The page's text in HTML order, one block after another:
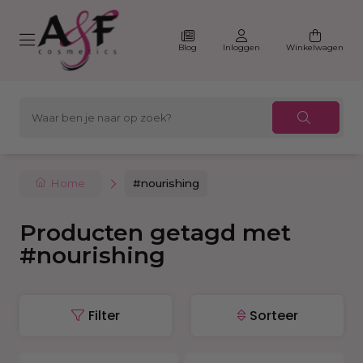
Blog Inloggen Winkelwagen
Home #nourishing
Producten getagd met
#nourishing
Filter Sorteer